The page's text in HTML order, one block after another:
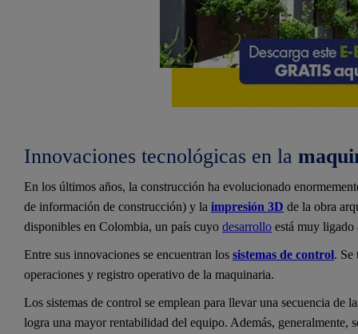
Innovaciones tecnológicas en la
En los últimos años, la construcción ha evolucionado
de información de construcción) y la impresión 3D de la obra
disponibles en Colombia, un país cuyo desarrollo está muy ligado
Entre sus innovaciones se encuentran los sistemas de control. Se
operaciones y registro operativo de la maquinaria.
Los sistemas de control se emplean para llevar una secuencia de
logra una mayor rentabilidad del equipo. Además, generalmente,